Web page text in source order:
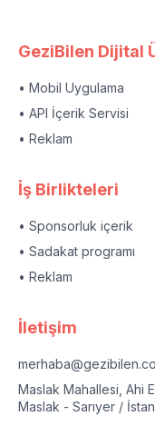
GeziBilen Dijital
• Mobil Uygulama
• API İçerik Servisi
• Reklam
İş Birlikteleri
• Sponsorluk içerik
• Sadakat programı
• Reklam
İletişim
Maslak Mahallesi, Ahi
Maslak - Sarıyer /